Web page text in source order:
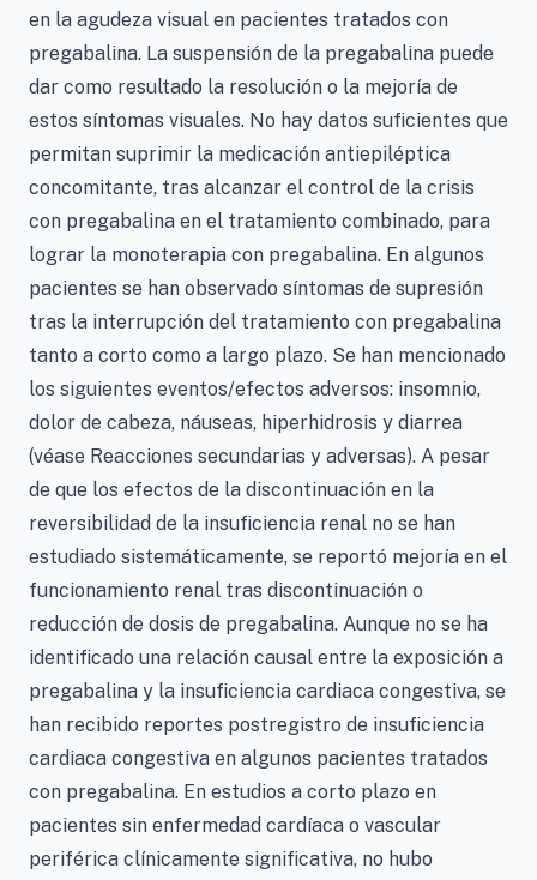
en la agudeza visual en pacientes tratados con
pregabalina. La suspensión de la pregabalina puede
dar como resultado la resolución o la mejoría de
estos síntomas visuales. No hay datos suficientes que
permitan suprimir la medicación antiepiléptica
concomitante, tras alcanzar el control de la crisis
con pregabalina en el tratamiento combinado, para
lograr la monoterapia con pregabalina. En algunos
pacientes se han observado síntomas de supresión
tras la interrupción del tratamiento con pregabalina
tanto a corto como a largo plazo. Se han mencionado
los siguientes eventos/efectos adversos: insomnio,
dolor de cabeza, náuseas, hiperhidrosis y diarrea
(véase Reacciones secundarias y adversas). A pesar
de que los efectos de la discontinuación en la
reversibilidad de la insuficiencia renal no se han
estudiado sistemáticamente, se reportó mejoría en el
funcionamiento renal tras discontinuación o
reducción de dosis de pregabalina. Aunque no se ha
identificado una relación causal entre la exposición a
pregabalina y la insuficiencia cardiaca congestiva, se
han recibido reportes postregistro de insuficiencia
cardiaca congestiva en algunos pacientes tratados
con pregabalina. En estudios a corto plazo en
pacientes sin enfermedad cardíaca o vascular
periférica clínicamente significativa, no hubo